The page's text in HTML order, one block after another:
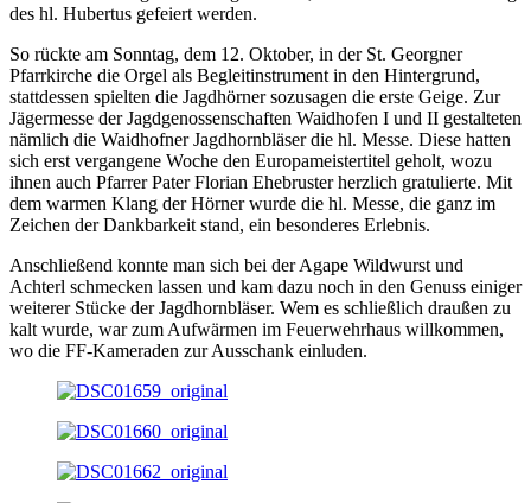
des hl. Hubertus gefeiert werden.
So rückte am Sonntag, dem 12. Oktober, in der St. Georgner
Pfarrkirche die Orgel als Begleitinstrument in den Hintergrund,
stattdessen spielten die Jagdhörner sozusagen die erste Geige. Zur
Jägermesse der Jagdgenossenschaften Waidhofen I und II gestalteten
nämlich die Waidhofner Jagdhornbläser die hl. Messe. Diese hatten
sich erst vergangene Woche den Europameistertitel geholt, wozu
ihnen auch Pfarrer Pater Florian Ehebruster herzlich gratulierte. Mit
dem warmen Klang der Hörner wurde die hl. Messe, die ganz im
Zeichen der Dankbarkeit stand, ein besonderes Erlebnis.
Anschließend konnte man sich bei der Agape Wildwurst und
Achterl schmecken lassen und kam dazu noch in den Genuss einiger
weiterer Stücke der Jagdhornbläser. Wem es schließlich draußen zu
kalt wurde, war zum Aufwärmen im Feuerwehrhaus willkommen,
wo die FF-Kameraden zur Ausschank einluden.